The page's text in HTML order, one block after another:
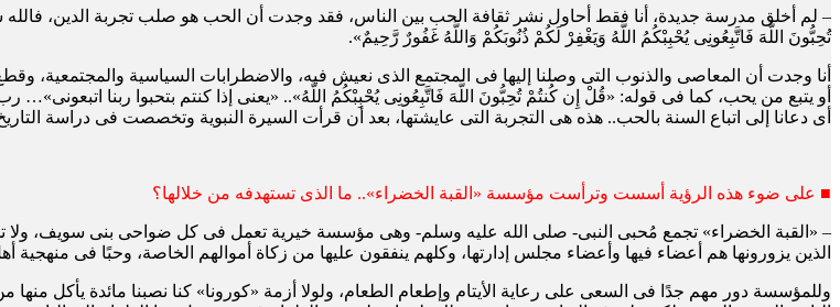
– لم أخلق مدرسة جديدة، أنا فقط أحاول نشر ثقافة الحب بين الناس، فقد وجدت أن الحب هو صلب تجربة الدين، فالله
تُحِبُّونَ اللَّهَ فَاتَّبِعُونِى يُحْبِبْكُمُ اللَّهُ وَيَغْفِرْ لَكُمْ ذُنُوبَكُمْ وَاللَّهُ غَفُورٌ رَّحِيمٌ».
أنا وجدت أن المعاصى والذنوب التى وصلنا إليها فى المجتمع الذى نعيش فيه، والاضطرابات السياسية والمجتمعية،
أو يتبع من يحب، كما فى قوله: «قُلْ إِن كُنتُمْ تُحِبُّونَ اللَّهَ فَاتَّبِعُونِى يُحْبِبْكُمُ اللَّهُ».. «يعنى إذا كنتم بتحبوا ربنا
أى دعانا إلى اتباع السنة بالحب.. هذه هى التجربة التى عايشتها، بعد أن قرأت السيرة النبوية وتخصصت فى دراسة
■ على ضوء هذه الرؤية أسست وترأست مؤسسة «القبة الخضراء».. ما الذى تستهدفه من خلالها؟
– «القبة الخضراء» تجمع مُحبى النبى- صلى الله عليه وسلم- وهى مؤسسة خيرية تعمل فى كل ضواحى بنى سويف، ولا
الذين يزورونها هم أعضاء فيها وأعضاء مجلس إدارتها، وكلهم ينفقون عليها من زكاة أموالهم الخاصة، وحبًا فى منهجية
وللمؤسسة دور مهم جدًا فى السعى على رعاية الأيتام وإطعام الطعام، ولولا أزمة «كورونا» كنا نصبنا مائدة يأكل